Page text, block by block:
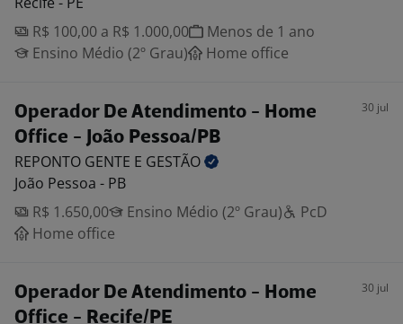
R$ 100,00 a R$ 1.000,00
Menos de 1 ano
Ensino Médio (2º Grau)
Home office
Operador De Atendimento - Home
Office - João Pessoa/PB
30 jul
REPONTO GENTE E GESTÃO
João Pessoa - PB
R$ 1.650,00
Ensino Médio (2º Grau)
PcD
Home office
Operador De Atendimento - Home
Office - Recife/PE
30 jul